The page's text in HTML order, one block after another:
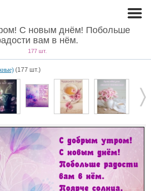
С новым днём! Побольше
вам в нём.
177 шт.
(177 шт.)